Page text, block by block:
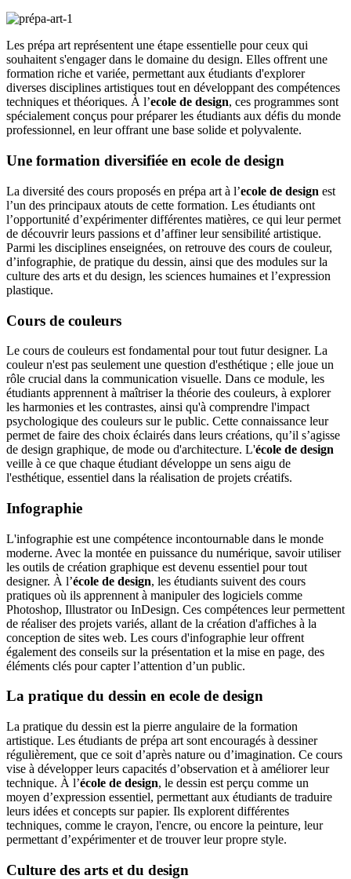
Les prépa art représentent une étape essentielle pour ceux qui
souhaitent s'engager dans le domaine du design. Elles offrent une
formation riche et variée, permettant aux étudiants d'explorer
diverses disciplines artistiques tout en développant des compétences
techniques et théoriques. À l’ecole de design, ces programmes sont
spécialement conçus pour préparer les étudiants aux défis du monde
professionnel, en leur offrant une base solide et polyvalente.
Une formation diversifiée en ecole de design
La diversité des cours proposés en prépa art à l’ecole de design est
l’un des principaux atouts de cette formation. Les étudiants ont
l’opportunité d’expérimenter différentes matières, ce qui leur permet
de découvrir leurs passions et d’affiner leur sensibilité artistique.
Parmi les disciplines enseignées, on retrouve des cours de couleur,
d’infographie, de pratique du dessin, ainsi que des modules sur la
culture des arts et du design, les sciences humaines et l’expression
plastique.
Cours de couleurs
Le cours de couleurs est fondamental pour tout futur designer. La
couleur n'est pas seulement une question d'esthétique ; elle joue un
rôle crucial dans la communication visuelle. Dans ce module, les
étudiants apprennent à maîtriser la théorie des couleurs, à explorer
les harmonies et les contrastes, ainsi qu'à comprendre l'impact
psychologique des couleurs sur le public. Cette connaissance leur
permet de faire des choix éclairés dans leurs créations, qu’il s’agisse
de design graphique, de mode ou d'architecture. L'école de design
veille à ce que chaque étudiant développe un sens aigu de
l'esthétique, essentiel dans la réalisation de projets créatifs.
Infographie
L'infographie est une compétence incontournable dans le monde
moderne. Avec la montée en puissance du numérique, savoir utiliser
les outils de création graphique est devenu essentiel pour tout
designer. À l’école de design, les étudiants suivent des cours
pratiques où ils apprennent à manipuler des logiciels comme
Photoshop, Illustrator ou InDesign. Ces compétences leur permettent
de réaliser des projets variés, allant de la création d'affiches à la
conception de sites web. Les cours d'infographie leur offrent
également des conseils sur la présentation et la mise en page, des
éléments clés pour capter l’attention d’un public.
La pratique du dessin en ecole de design
La pratique du dessin est la pierre angulaire de la formation
artistique. Les étudiants de prépa art sont encouragés à dessiner
régulièrement, que ce soit d’après nature ou d’imagination. Ce cours
vise à développer leurs capacités d’observation et à améliorer leur
technique. À l’école de design, le dessin est perçu comme un
moyen d’expression essentiel, permettant aux étudiants de traduire
leurs idées et concepts sur papier. Ils explorent différentes
techniques, comme le crayon, l'encre, ou encore la peinture, leur
permettant d’expérimenter et de trouver leur propre style.
Culture des arts et du design